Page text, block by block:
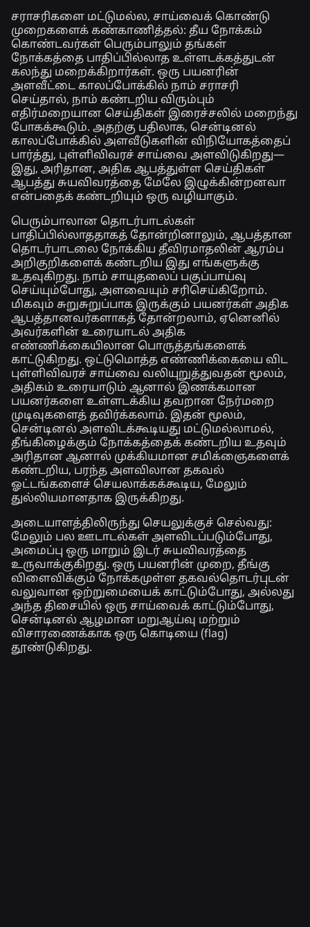
சராசரிகளை மட்டுமல்ல, சாய்வைக் கொண்டு
முறைகளைக் கண்காணித்தல்: தீய நோக்கம்
கொண்டவர்கள் பெரும்பாலும் தங்கள்
நோக்கத்தை பாதிப்பில்லாத உள்ளடக்கத்துடன்
கலந்து மறைக்கிறார்கள். ஒரு பயனரின்
அளவீட்டை காலப்போக்கில் நாம் சராசரி
செய்தால், நாம் கண்டறிய விரும்பும்
எதிர்மறையான செய்திகள் இரைச்சலில் மறைந்து
போகக்கூடும். அதற்கு பதிலாக, சென்டினல்
காலப்போக்கில் அளவீடுகளின் விநியோகத்தைப்
பார்த்து, புள்ளிவிவரச் சாய்வை அளவிடுகிறது—
இது, அரிதான, அதிக ஆபத்துள்ள செய்திகள்
ஆபத்து சுயவிவரத்தை மேலே இழுக்கின்றனவா
என்பதைக் கண்டறியும் ஒரு வழியாகும்.
பெரும்பாலான தொடர்பாடல்கள்
பாதிப்பில்லாததாகத் தோன்றினாலும், ஆபத்தான
தொடர்பாடலை நோக்கிய தீவிரமாதலின் ஆரம்ப
அறிகுறிகளைக் கண்டறிய இது எங்களுக்கு
உதவுகிறது. நாம் சாயுதலைப் பகுப்பாய்வு
செய்யும்போது, அளவையும் சரிசெய்கிறோம்.
மிகவும் சுறுசுறுப்பாக இருக்கும் பயனர்கள் அதிக
ஆபத்தானவர்களாகத் தோன்றலாம், ஏனெனில்
அவர்களின் உரையாடல் அதிக
எண்ணிக்கையிலான பொருத்தங்களைக்
காட்டுகிறது. ஒட்டுமொத்த எண்ணிக்கையை விட
புள்ளிவிவரச் சாய்வை வலியுறுத்துவதன் மூலம்,
அதிகம் உரையாடும் ஆனால் இணக்கமான
பயனர்களை உள்ளடக்கிய தவறான நேர்மறை
முடிவுகளைத் தவிர்க்கலாம். இதன் மூலம்,
சென்டினல் அளவிடக்கூடியது மட்டுமல்லாமல்,
தீங்கிழைக்கும் நோக்கத்தைக் கண்டறிய உதவும்
அரிதான ஆனால் முக்கியமான சமிக்ஞைகளைக்
கண்டறிய, பரந்த அளவிலான தகவல்
ஓட்டங்களைச் செயலாக்கக்கூடிய, மேலும்
துல்லியமானதாக இருக்கிறது.
அடையாளத்திலிருந்து செயலுக்குச் செல்வது:
மேலும் பல ஊடாடல்கள் அளவிடப்படும்போது,
அமைப்பு ஒரு மாறும் இடர் சுயவிவரத்தை
உருவாக்குகிறது. ஒரு பயனரின் முறை, தீங்கு
விளைவிக்கும் நோக்கமுள்ள தகவல்தொடர்புடன்
வலுவான ஒற்றுமையைக் காட்டும்போது, அல்லது
அந்த திசையில் ஒரு சாய்வைக் காட்டும்போது,
சென்டினல் ஆழமான மறுஆய்வு மற்றும்
விசாரணைக்காக ஒரு கொடியை (flag)
தூண்டுகிறது.